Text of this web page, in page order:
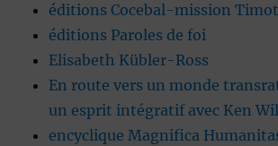
éditions Cocebal-mission
éditions Paroles de foi
Elisabeth Kübler-Ross
En route vers un monde
un esprit intégratif avec Ken
encyclique Magnifica